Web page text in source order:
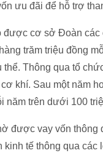
ưu đãi để hỗ trợ
cơ sở Đoàn các
trăm triệu đồng
thể. Thông qua tổ
khí. Sau một năm
năm trên dưới 100
được vay vốn
tế thông qua